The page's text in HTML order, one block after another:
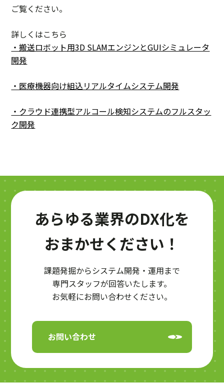
ご覧ください。
詳しくはこちら
・搬送ロボット用3D SLAMエンジンとGUIシミュレータ
開発
・医療機器向け組込リアルタイムシステム開発
・クラウド連携型アルコール検知システムのフルスタッ
ク開発
あらゆる業界のDX化を
おまかせください！
課題発掘からシステム開発・運用まで
専門スタッフが回答いたします。
お気軽にお問い合わせください。
お問い合わせ